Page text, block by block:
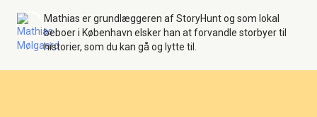
Mathias er grundlæggeren af StoryHunt og som lokal
beboer i København elsker han at forvandle storbyer til
historier, som du kan gå og lytte til.